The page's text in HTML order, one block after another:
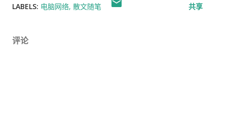
LABELS: 电脑网络 散文随笔 共享
评论